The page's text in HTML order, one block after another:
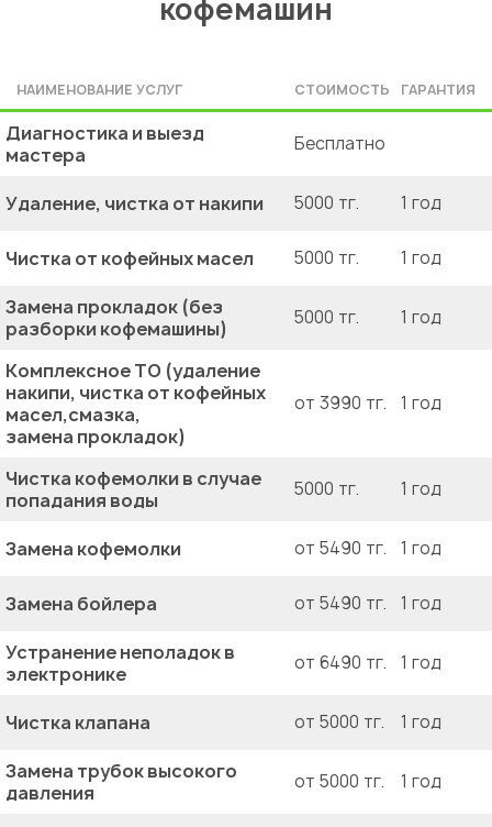
кофемашин
НАИМЕНОВАНИЕ УСЛУГ СТОИМОСТЬ ГАРАНТИЯ
Диагностика и выезд
мастера
Бесплатно
Удаление, чистка от накипи 5000 тг. 1 год
Чистка от кофейных масел 5000 тг. 1 год
Замена прокладок (без
разборки кофемашины)
5000 тг. 1 год
Комплексное ТО (удаление
накипи, чистка от кофейных
масел,смазка,
замена прокладок)
от 3990 тг. 1 год
Чистка кофемолки в случае
попадания воды
5000 тг. 1 год
Замена кофемолки от 5490 тг. 1 год
Замена бойлера от 5490 тг. 1 год
Устранение неполадок в
электронике
от 6490 тг. 1 год
Чистка клапана от 5000 тг. 1 год
Замена трубок высокого
давления
от 5000 тг. 1 год